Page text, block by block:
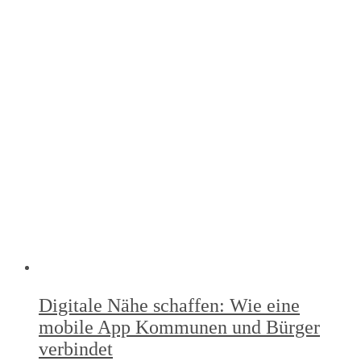
Digitale Nähe schaffen: Wie eine
mobile App Kommunen und Bürger
verbindet